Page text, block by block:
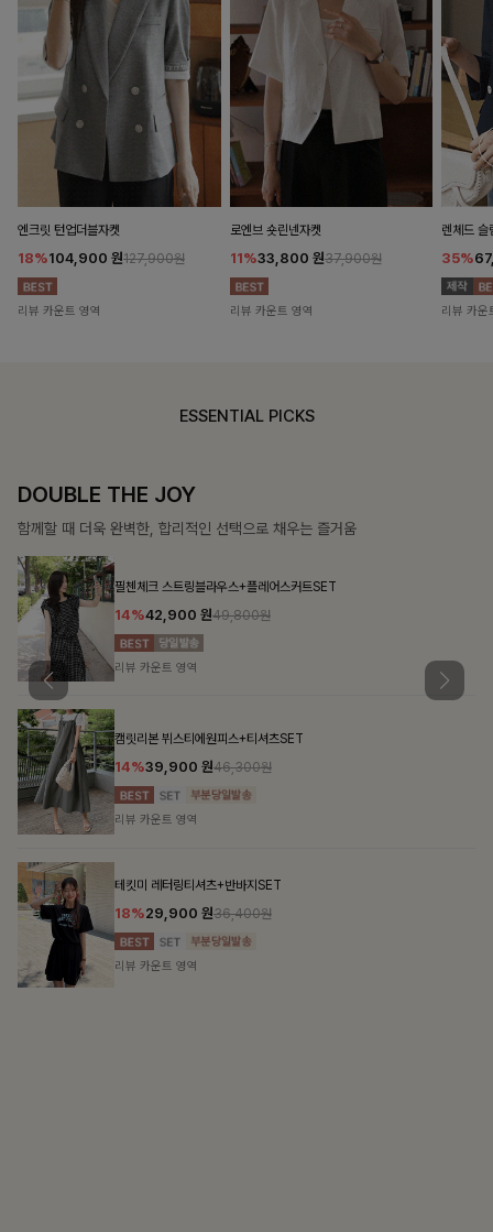
엔크릿 턴업더블자켓
18%104,900 원127,900원
리뷰 카운트 영역
로엔브 숏린넨자켓
11%33,800 원37,900원
리뷰 카운트 영역
렌체드
35%
리뷰 카운
ESSENTIAL PICKS